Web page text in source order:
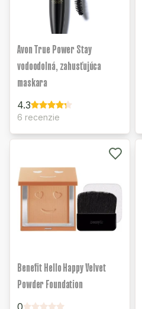
Avon True Power Stay
vodoodolná, zahusťujúca
maskara
4.3
6 recenzie
Benefit Hello Happy Velvet
Powder Foundation
0